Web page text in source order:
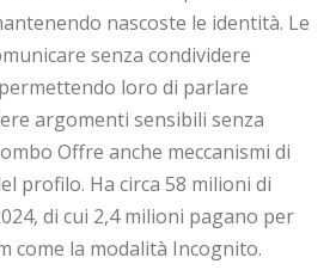
nascoste le identità. Le
senza condividere
loro di parlare
argomenti sensibili senza
Offre anche meccanismi di
profilo. Ha circa 58 milioni di
di cui 2,4 milioni pagano per
come la modalità Incognito.